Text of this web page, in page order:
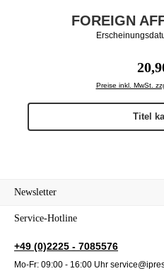
FOREIGN
Preise inkl. MwSt.
Titel
Newsletter
Service-Hotline
+49 (0)2225 - 7085576
Mo-Fr: 09:00 - 16:00 Uhr